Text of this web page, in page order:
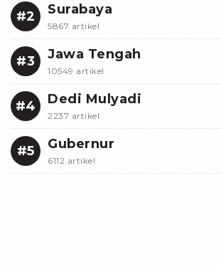
#2 Surabaya
5867 artikel
#3 Jawa Tengah
10549 artikel
#4 Dedi Mulyadi
2237 artikel
#5 Gubernur
6112 artikel